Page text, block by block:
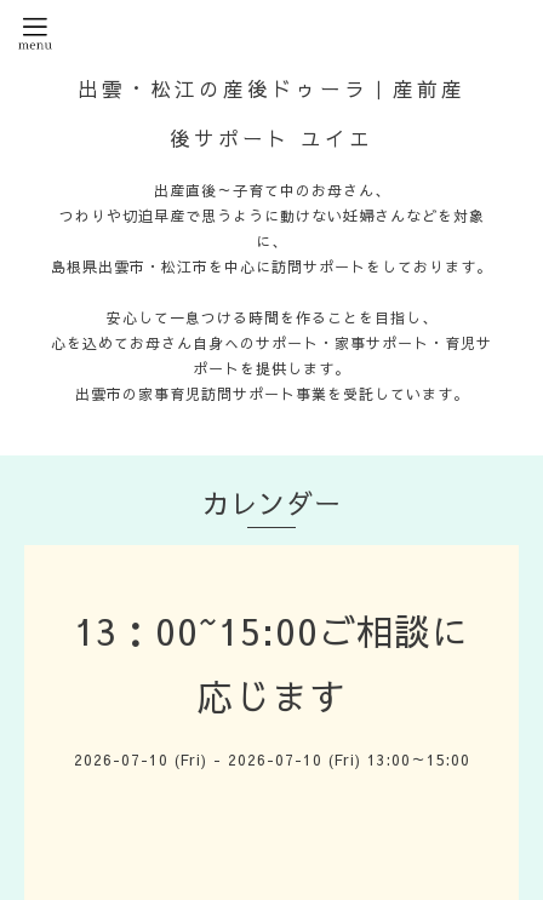
出雲・松江の産後ドゥーラ｜産前産
後サポート ユイエ
出産直後～子育て中のお母さん、
つわりや切迫早産で思うように動けない妊婦さんなどを対象
に、
島根県出雲市・松江市を中心に訪問サポートをしております。
安心して一息つける時間を作ることを目指し、
心を込めてお母さん自身へのサポート・家事サポート・育児サ
ポートを提供します。
出雲市の家事育児訪問サポート事業を受託しています。
カレンダー
13：00~15:00ご相談に
応じます
2026-07-10 (Fri) - 2026-07-10 (Fri) 13:00～15:00